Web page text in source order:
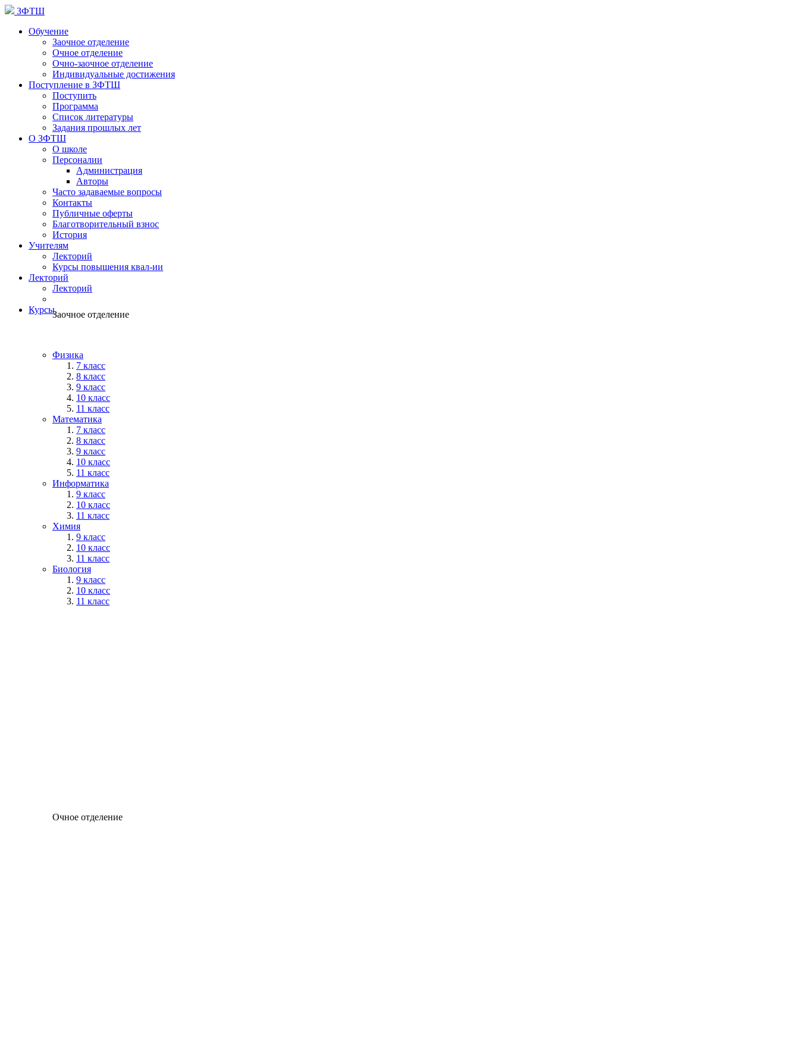
ЗФТШ
Обучение
Заочное отделение
Очное отделение
Очно-заочное отделение
Индивидуальные достижения
Поступление в ЗФТШ
Поступить
Программа
Список литературы
Задания прошлых лет
О ЗФТШ
О школе
Персоналии
Администрация
Авторы
Часто задаваемые вопросы
Контакты
Публичные оферты
Благотворительный взнос
История
Учителям
Лекторий
Курсы повышения квал-ии
Лекторий
Лекторий
КурсыЗаочное отделение
Физика
7 класс
8 класс
9 класс
10 класс
11 класс
Математика
7 класс
8 класс
9 класс
10 класс
11 класс
Информатика
9 класс
10 класс
11 класс
Химия
9 класс
10 класс
11 класс
Биология
9 класс
10 класс
11 класс
Очное отделение